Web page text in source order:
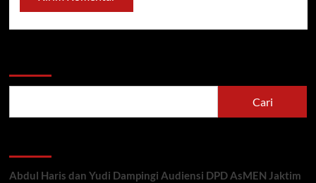
Cari
Abdul Haris dan Yudi Dampingi Audiensi DPD AsMEN Jaktim